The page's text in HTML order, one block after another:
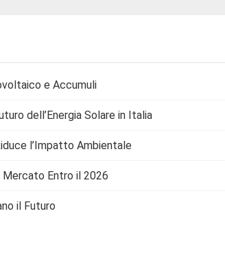
e Accumuli
dell’Energia Solare in Italia
l’Impatto Ambientale
Mercato Entro il 2026
il Futuro